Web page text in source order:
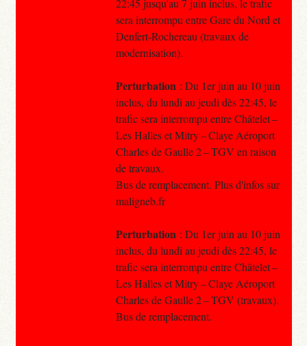
22:45 jusqu'au 7 juin inclus, le trafic
sera interrompu entre Gare du Nord et
Denfert-Rochereau (travaux de
modernisation).
Perturbation : Du 1er juin au 10 juin
inclus, du lundi au jeudi dès 22:45, le
trafic sera interrompu entre Châtelet –
Les Halles et Mitry – Claye Aéroport
Charles de Gaulle 2 – TGV en raison
de travaux.
Bus de remplacement. Plus d'infos sur
maligneb.fr
Perturbation : Du 1er juin au 10 juin
inclus, du lundi au jeudi dès 22:45, le
trafic sera interrompu entre Châtelet –
Les Halles et Mitry – Claye Aéroport
Charles de Gaulle 2 – TGV (travaux).
Bus de remplacement.